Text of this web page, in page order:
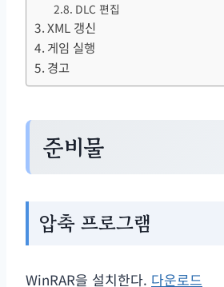
DLC 편집
XML 갱신
게임 실행
경고
준비물
압축 프로그램
WinRAR을 설치한다. 다운로드